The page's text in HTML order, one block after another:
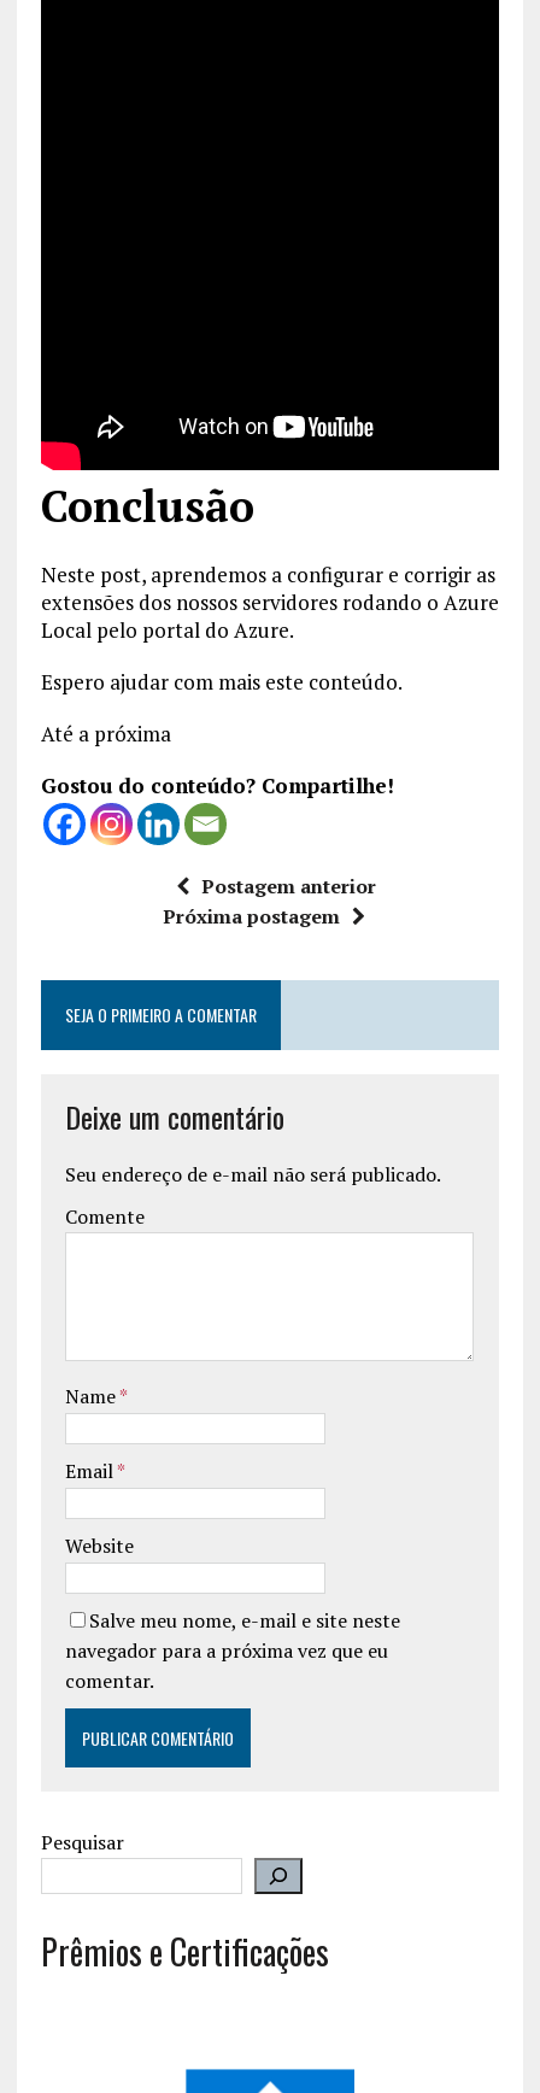
Conclusão
Neste post, aprendemos a configurar e corrigir as
extensões dos nossos servidores rodando o Azure
Local pelo portal do Azure.
Espero ajudar com mais este conteúdo.
Até a próxima
Gostou do conteúdo? Compartilhe!
Postagem anterior
Próxima postagem
SEJA O PRIMEIRO A COMENTAR
Deixe um comentário
Seu endereço de e-mail não será publicado.
Comente
Name*
Email*
Website
Salve meu nome, e-mail e site neste
navegador para a próxima vez que eu
comentar.
Pesquisar
Prêmios e Certificações